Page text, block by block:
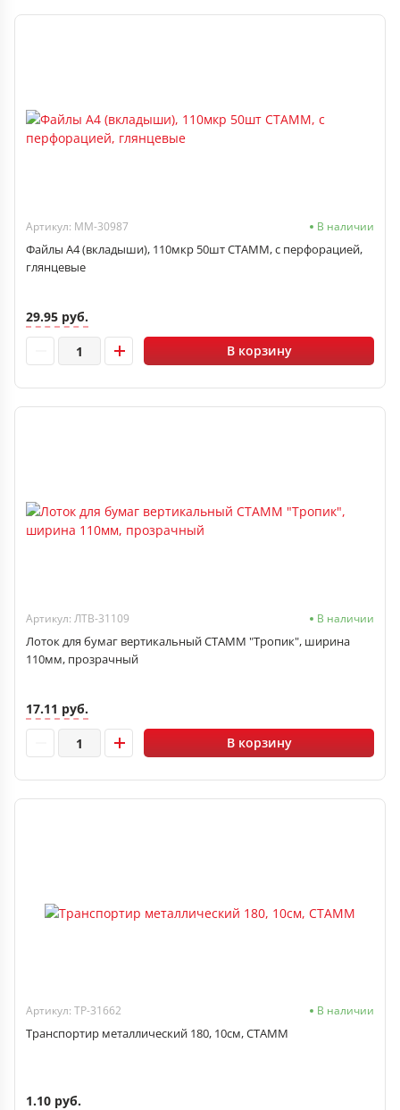
Артикул: ММ-30987 В наличии
Файлы А4 (вкладыши), 110мкр 50шт СТАММ, с перфорацией,
глянцевые
29.95 руб.
В корзину
Артикул: ЛТВ-31109 В наличии
Лоток для бумаг вертикальный СТАММ "Тропик", ширина
110мм, прозрачный
17.11 руб.
В корзину
Артикул: ТР-31662 В наличии
Транспортир металлический 180, 10см, СТАММ
1.10 руб.